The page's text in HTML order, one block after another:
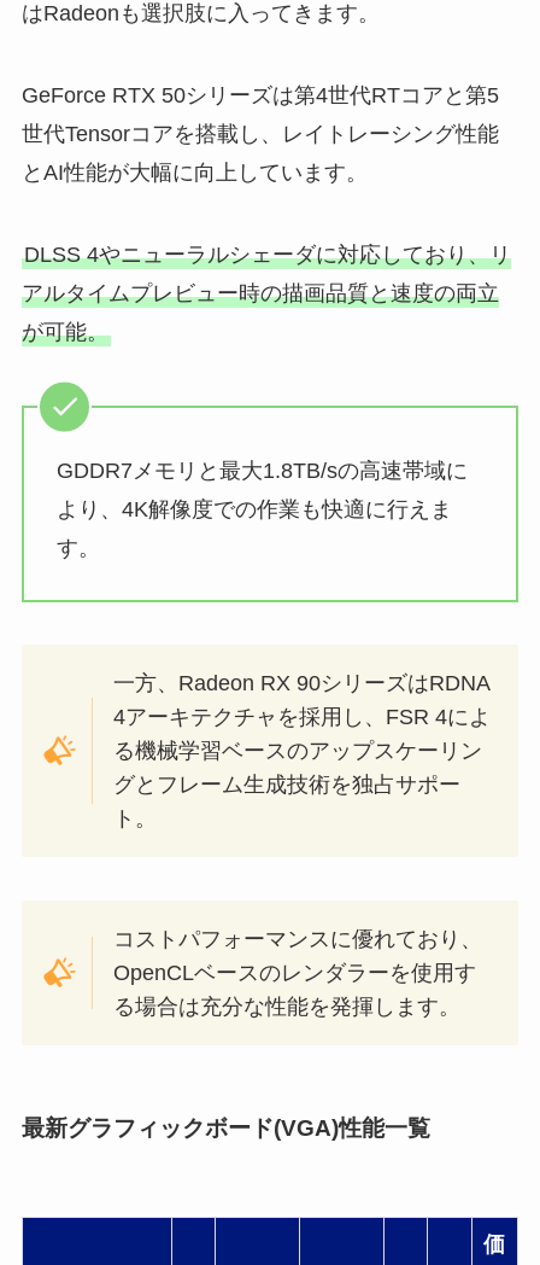
はRadeonも選択肢に入ってきます。
GeForce RTX 50シリーズは第4世代RTコアと第5
世代Tensorコアを搭載し、レイトレーシング性能
とAI性能が大幅に向上しています。
DLSS 4やニューラルシェーダに対応しており、リ
アルタイムプレビュー時の描画品質と速度の両立
が可能。
GDDR7メモリと最大1.8TB/sの高速帯域に
より、4K解像度での作業も快適に行えま
す。
一方、Radeon RX 90シリーズはRDNA
4アーキテクチャを採用し、FSR 4によ
る機械学習ベースのアップスケーリン
グとフレーム生成技術を独占サポー
ト。
コストパフォーマンスに優れており、
OpenCLベースのレンダラーを使用す
る場合は充分な性能を発揮します。
最新グラフィックボード(VGA)性能一覧
価